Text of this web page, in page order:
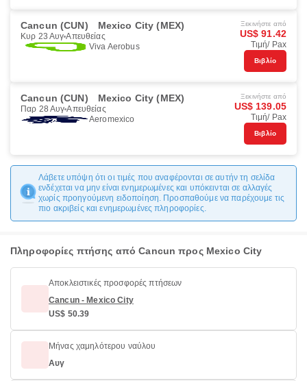
Cancun (CUN) Mexico City (MEX)
Κυρ 23 Αυγ Απευθείας
Viva Aerobus
Ξεκινήστε από
US$ 91.42
Τιμή/ Pax
Βιβλίο
Cancun (CUN) Mexico City (MEX)
Παρ 28 Αυγ Απευθείας
Aeromexico
Ξεκινήστε από
US$ 139.05
Τιμή/ Pax
Βιβλίο
Λάβετε υπόψη ότι οι τιμές που αναφέρονται σε αυτήν τη σελίδα
ενδέχεται να μην είναι ενημερωμένες και υπόκεινται σε αλλαγές
χωρίς προηγούμενη ειδοποίηση. Προσπαθούμε να παρέχουμε τις
πιο ακριβείς και ενημερωμένες πληροφορίες.
Πληροφορίες πτήσης από Cancun προς Mexico City
Αποκλειστικές προσφορές πτήσεων
Cancun - Mexico City
US$ 50.39
Μήνας χαμηλότερου ναύλου
Αυγ